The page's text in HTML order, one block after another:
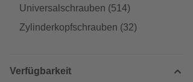
Universalschrauben (514)
Zylinderkopfschrauben (32)
Verfügbarkeit